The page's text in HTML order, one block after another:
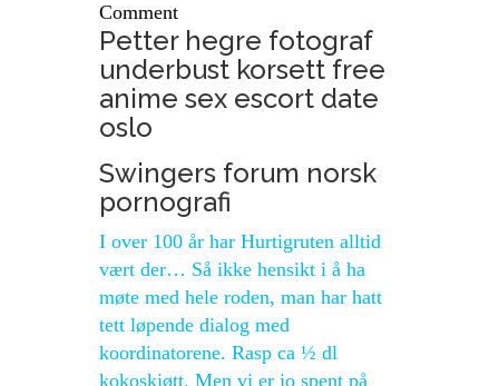
Comment
Petter hegre fotograf
underbust korsett free
anime sex escort date
oslo
Swingers forum norsk
pornografi
I over 100 år har Hurtigruten alltid
vært der… Så ikke hensikt i å ha
møte med hele roden, man har hatt
tett løpende dialog med
koordinatorene. Rasp ca ½ dl
kokoskjøtt. Men vi er jo spent på